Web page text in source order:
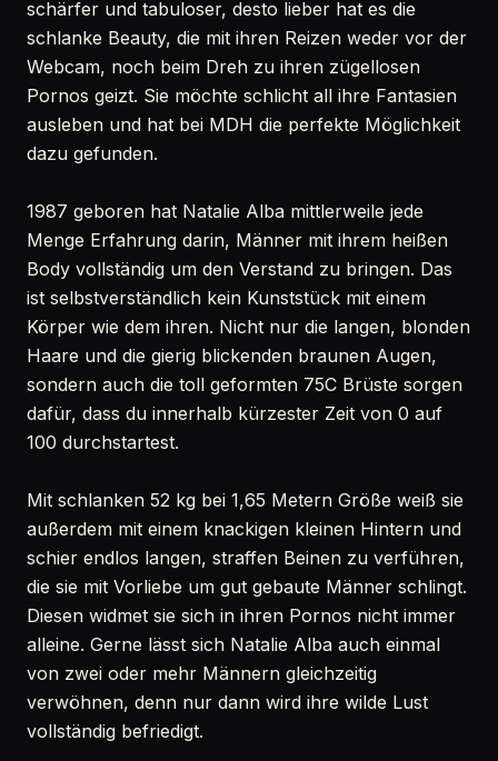
schärfer und tabuloser, desto lieber hat es die
schlanke Beauty, die mit ihren Reizen weder vor der
Webcam, noch beim Dreh zu ihren zügellosen
Pornos geizt. Sie möchte schlicht all ihre Fantasien
ausleben und hat bei MDH die perfekte Möglichkeit
dazu gefunden.
1987 geboren hat Natalie Alba mittlerweile jede
Menge Erfahrung darin, Männer mit ihrem heißen
Body vollständig um den Verstand zu bringen. Das
ist selbstverständlich kein Kunststück mit einem
Körper wie dem ihren. Nicht nur die langen, blonden
Haare und die gierig blickenden braunen Augen,
sondern auch die toll geformten 75C Brüste sorgen
dafür, dass du innerhalb kürzester Zeit von 0 auf
100 durchstartest.
Mit schlanken 52 kg bei 1,65 Metern Größe weiß sie
außerdem mit einem knackigen kleinen Hintern und
schier endlos langen, straffen Beinen zu verführen,
die sie mit Vorliebe um gut gebaute Männer schlingt.
Diesen widmet sie sich in ihren Pornos nicht immer
alleine. Gerne lässt sich Natalie Alba auch einmal
von zwei oder mehr Männern gleichzeitig
verwöhnen, denn nur dann wird ihre wilde Lust
vollständig befriedigt.